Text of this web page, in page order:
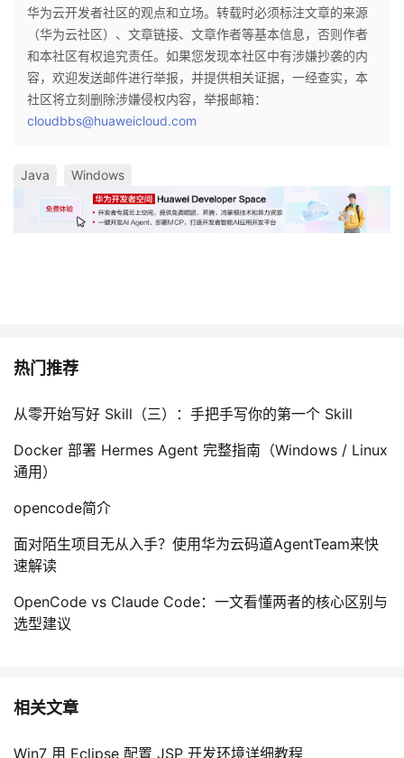
华为云开发者社区的观点和立场。转载时必须标注文章的来源
（华为云社区）、文章链接、文章作者等基本信息，否则作者
和本社区有权追究责任。如果您发现本社区中有涉嫌抄袭的内
容，欢迎发送邮件进行举报，并提供相关证据，一经查实，本
社区将立刻删除涉嫌侵权内容，举报邮箱：
cloudbbs@huaweicloud.com
Java Windows
热门推荐
从零开始写好 Skill（三）：手把手写你的第一个 Skill
Docker 部署 Hermes Agent 完整指南（Windows / Linux
通用）
opencode简介
面对陌生项目无从入手？使用华为云码道AgentTeam来快
速解读
OpenCode vs Claude Code：一文看懂两者的核心区别与
选型建议
相关文章
Win7 用 Eclipse 配置 JSP 开发环境详细教程